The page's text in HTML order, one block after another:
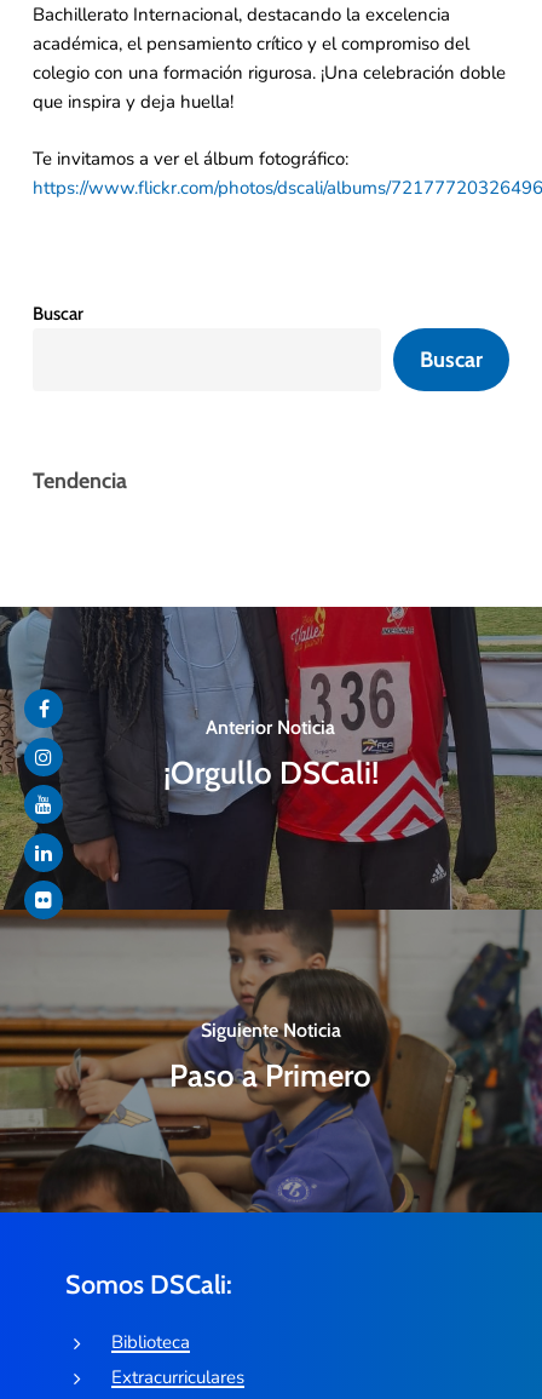
Bachillerato Internacional, destacando la excelencia
académica, el pensamiento crítico y el compromiso del
colegio con una formación rigurosa. ¡Una celebración doble
que inspira y deja huella!
Te invitamos a ver el álbum fotográfico:
https://www.flickr.com/photos/dscali/albums/
Buscar
Buscar
Tendencia
Anterior Noticia
¡Orgullo DSCali!
Siguiente Noticia
Paso a Primero
Somos DSCali:
Biblioteca
Extracurriculares